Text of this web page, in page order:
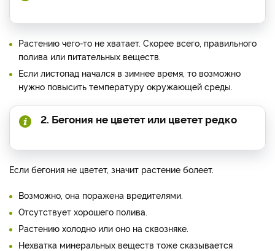
Растению чего-то не хватает. Скорее всего, правильного
полива или питательных веществ.
Если листопад начался в зимнее время, то возможно
нужно повысить температуру окружающей среды.
2. Бегония не цветет или цветет редко
Если бегония не цветет, значит растение болеет.
Возможно, она поражена вредителями.
Отсутствует хорошего полива.
Растению холодно или оно на сквозняке.
Нехватка минеральных веществ тоже сказывается